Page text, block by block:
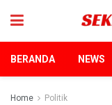
BERANDA NEWS
Home Politik